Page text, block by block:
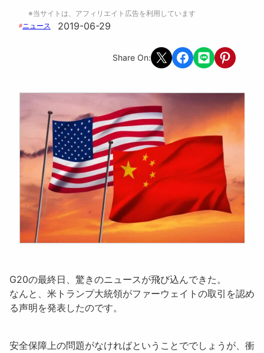
※当サイトは、アフィリエイト広告を利用しています
#ニュース 2019-06-29
Share On: Share on X Share on Facebook
Share on LINEShare on
G20の最終日、驚きのニュースが飛び込んできた。
なんと、米トランプ大統領がファーウェイトの取引を認め
る声明を発表したのです。
安全保障上の問題がなければということででしょうが、衝